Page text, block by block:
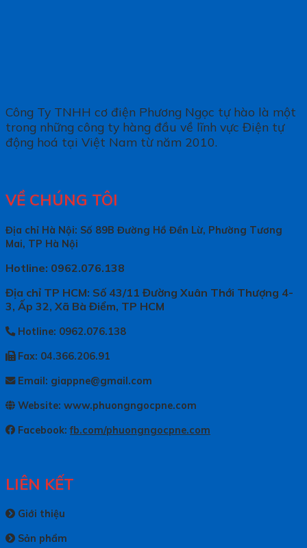
Công Ty TNHH cơ điện Phương Ngọc tự hào là một
trong những công ty hàng đầu về lĩnh vực Điện tự
động hoá tại Việt Nam từ năm 2010.
VỀ CHÚNG TÔI
Địa chỉ Hà Nội: Số 89B Đường Hồ Đền Lừ, Phường Tương
Mai, TP Hà Nội
Hotline: 0962.076.138
Địa chỉ TP HCM: Số 43/11 Đường Xuân Thới Thượng 4-
3, Ấp 32, Xã Bà Điểm, TP HCM
Hotline: 0962.076.138
Fax: 04.366.206.91
Email: giappne@gmail.com
Website: www.phuongngocpne.com
Facebook:fb.com/phuongngocpne.com
LIÊN KẾT
Giới thiệu
Sản phẩm